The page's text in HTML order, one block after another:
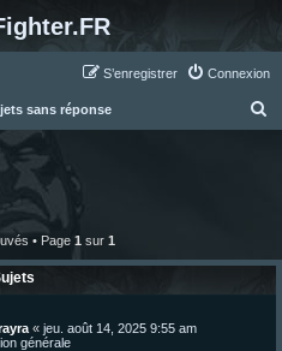
Connexion
S’enregistrer
sans réponse
Recherche avancée
• Page 1 sur 1
« jeu. août 14, 2025 9:55 am
générale